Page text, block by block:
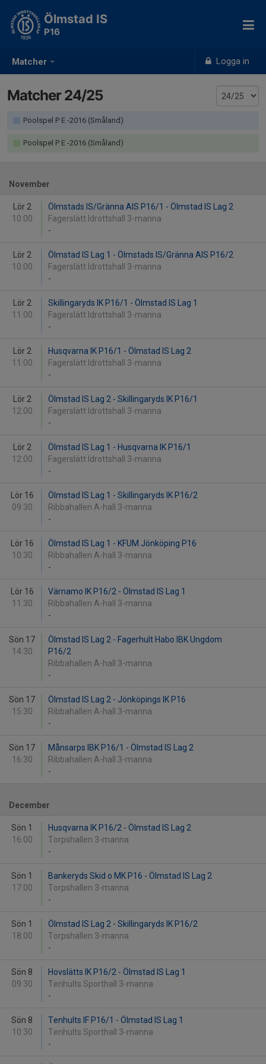
Matcher Logga in
Ölmstad IS
P16
Matcher 24/25
Poolspel P E -2016 (Småland)
Poolspel P E -2016 (Småland)
November
Lör 2
10:00
Ölmstads IS/Gränna AIS P16/1 - Ölmstad IS Lag 2
Fagerslätt Idrottshall 3-manna
-
Lör 2
10:00
Ölmstad IS Lag 1 - Ölmstads IS/Gränna AIS P16/2
Fagerslätt Idrottshall 3-manna
-
Lör 2
11:00
Skillingaryds IK P16/1 - Ölmstad IS Lag 1
Fagerslätt Idrottshall 3-manna
-
Lör 2
11:00
Husqvarna IK P16/1 - Ölmstad IS Lag 2
Fagerslätt Idrottshall 3-manna
-
Lör 2
12:00
Ölmstad IS Lag 2 - Skillingaryds IK P16/1
Fagerslätt Idrottshall 3-manna
-
Lör 2
12:00
Ölmstad IS Lag 1 - Husqvarna IK P16/1
Fagerslätt Idrottshall 3-manna
-
Lör 16
09:30
Ölmstad IS Lag 1 - Skillingaryds IK P16/2
Ribbahallen A-hall 3-manna
-
Lör 16
10:30
Ölmstad IS Lag 1 - KFUM Jönköping P16
Ribbahallen A-hall 3-manna
-
Lör 16
11:30
Värnamo IK P16/2 - Ölmstad IS Lag 1
Ribbahallen A-hall 3-manna
-
Sön 17
14:30
Ölmstad IS Lag 2 - Fagerhult Habo IBK Ungdom
P16/2
Ribbahallen A-hall 3-manna
-
Sön 17
15:30
Ölmstad IS Lag 2 - Jönköpings IK P16
Ribbahallen A-hall 3-manna
-
Sön 17
16:30
Månsarps IBK P16/1 - Ölmstad IS Lag 2
Ribbahallen A-hall 3-manna
-
December
Sön 1
16:00
Husqvarna IK P16/2 - Ölmstad IS Lag 2
Torpshallen 3-manna
-
Sön 1
17:00
Bankeryds Skid o MK P16 - Ölmstad IS Lag 2
Torpshallen 3-manna
-
Sön 1
18:00
Ölmstad IS Lag 2 - Skillingaryds IK P16/2
Torpshallen 3-manna
-
Sön 8
09:30
Hovslätts IK P16/2 - Ölmstad IS Lag 1
Tenhults Sporthall 3-manna
-
Sön 8
10:30
Tenhults IF P16/1 - Ölmstad IS Lag 1
Tenhults Sporthall 3-manna
-